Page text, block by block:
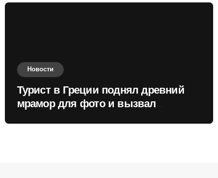
Новости
Турист в Греции поднял древний
мрамор для фото и вызвал